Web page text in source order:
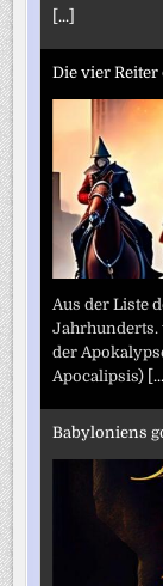
[...]
Die vier
Aus der Liste
Jahrhunderts.
der
Apocalipsis) [...]
Babyloniens